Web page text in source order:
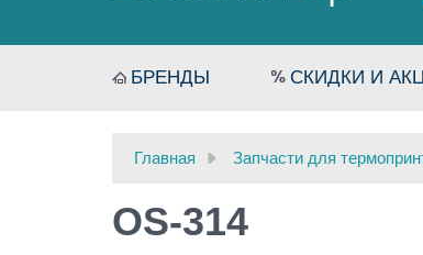
БРЕНДЫ СКИДКИ И
Главная Запчасти для
OS-314